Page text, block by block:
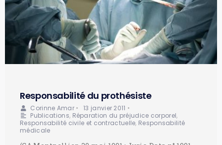
Responsabilité du prothésiste
Corinne Amar • 13 janvier 2011 •
Publications, Réparation du préjudice corporel,
Responsabilité civile et contractuelle, Responsabilité
médicale